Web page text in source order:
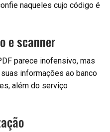
naqueles cujo código é
e scanner
parece inofensivo, mas
informações ao banco
além do serviço